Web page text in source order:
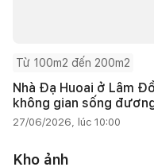
Từ 100m2 đến 200m2
Nhà Đạ Huoai ở Lâm
không gian sống
27/06/2026, lúc 10:00
Kho ảnh